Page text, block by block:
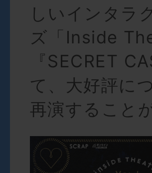
しいインタラ
ズ「Inside
『SECRET
て、大好評に
再演すること